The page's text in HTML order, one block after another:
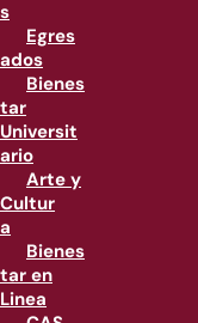
s
Egres
ados
Bienes
tar
Universit
ario
Arte y
Cultur
a
Bienes
tar en
Linea